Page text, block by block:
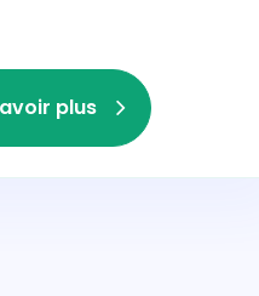
plus